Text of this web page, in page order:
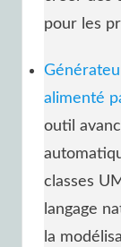
pour les
alimenté
outil
classes
langage
la